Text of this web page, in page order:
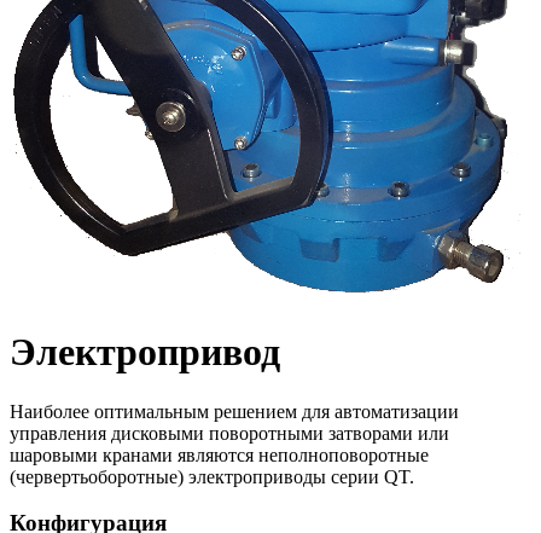
Электропривод
Наиболее оптимальным решением для автоматизации
управления дисковыми поворотными затворами или
шаровыми кранами являются неполноповоротные
(червертьоборотные) электроприводы серии QT.
Конфигурация